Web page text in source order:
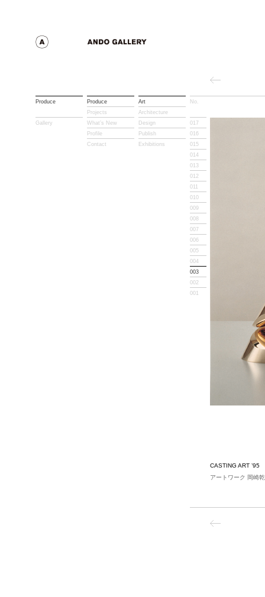
Produce
Gallery
Produce
Projects
What’s New
Profile
Contact
Art
Architecture
Design
Publish
Exhibitions
No.
017
016
015
014
013
012
011
010
009
008
007
006
005
004
003
002
001
CASTING ART ’95
アートワーク 岡崎